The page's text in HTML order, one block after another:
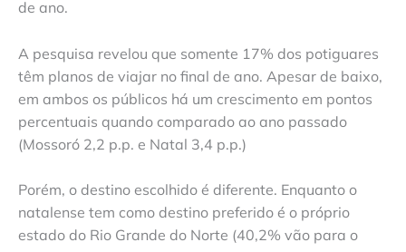
de ano.
A pesquisa revelou que somente 17% dos potiguares
têm planos de viajar no final de ano. Apesar de baixo,
em ambos os públicos há um crescimento em pontos
percentuais quando comparado ao ano passado
(Mossoró 2,2 p.p. e Natal 3,4 p.p.)
Porém, o destino escolhido é diferente. Enquanto o
natalense tem como destino preferido é o próprio
estado do Rio Grande do Norte (40,2% vão para o